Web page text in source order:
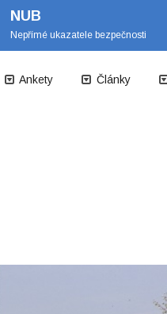
NUB
Nepřímé ukazatele bezpečnosti
Ankety Články